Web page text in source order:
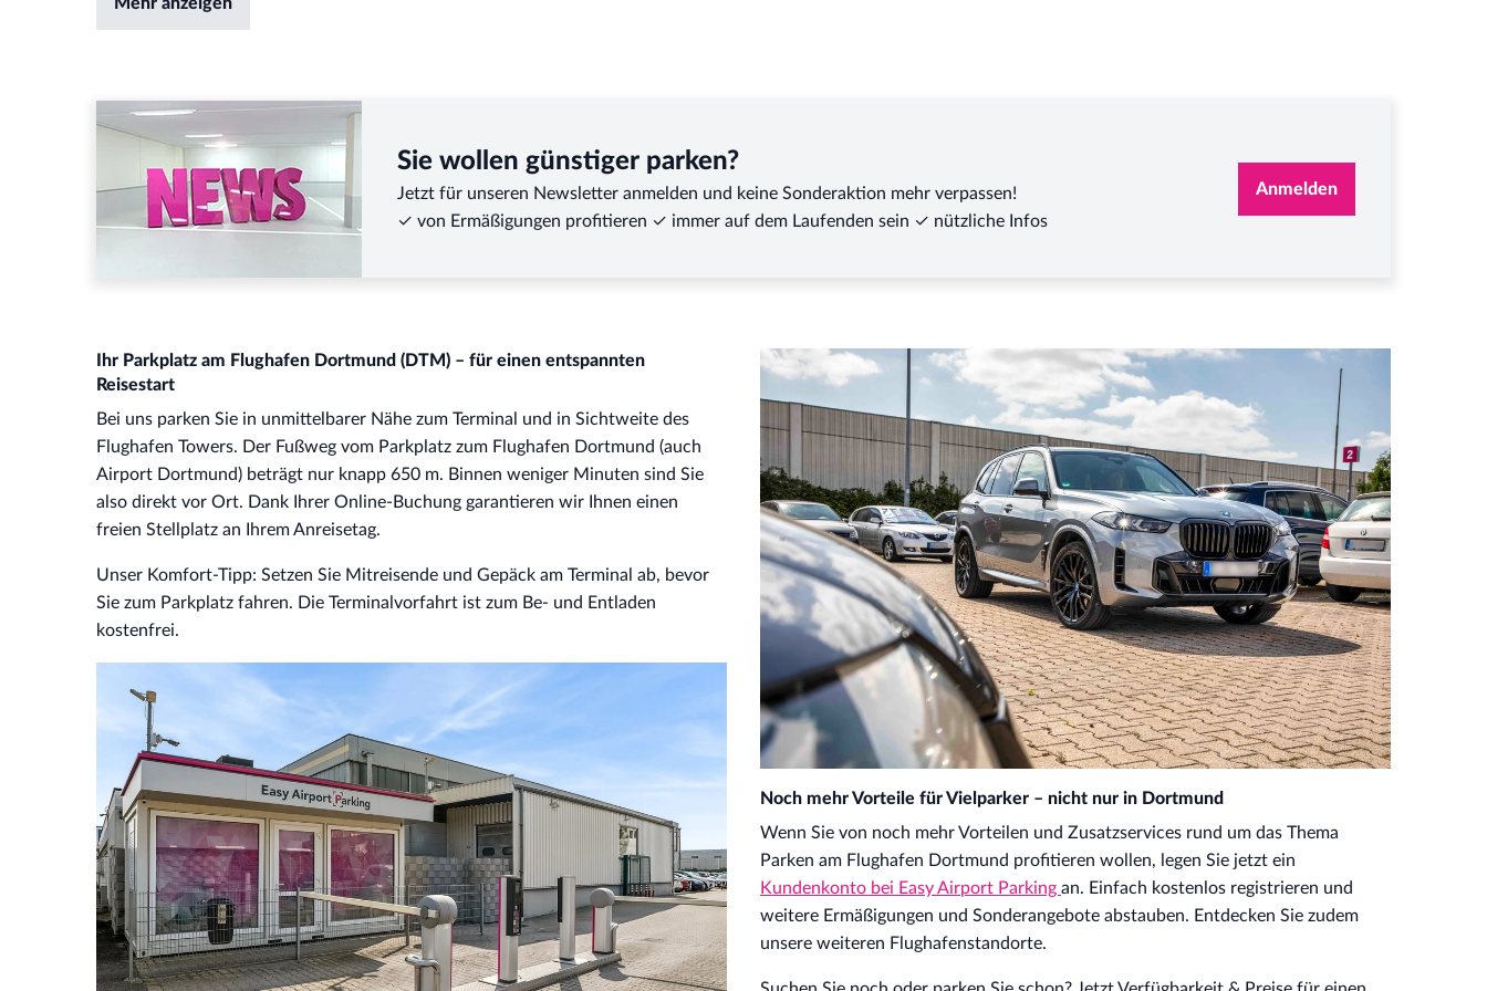
Mehr anzeigen
Sie wollen günstiger parken?
Jetzt für unseren Newsletter anmelden und keine Sonderaktion mehr verpassen!
✓ von Ermäßigungen profitieren ✓ immer auf dem Laufenden sein ✓ nützliche Infos
Anmelden
Ihr Parkplatz am Flughafen Dortmund (DTM) – für einen entspannten
Reisestart
Bei uns parken Sie in unmittelbarer Nähe zum Terminal und in Sichtweite des
Flughafen Towers. Der Fußweg vom Parkplatz zum Flughafen Dortmund (auch
Airport Dortmund) beträgt nur knapp 650 m. Binnen weniger Minuten sind Sie
also direkt vor Ort. Dank Ihrer Online-Buchung garantieren wir Ihnen einen
freien Stellplatz an Ihrem Anreisetag.
Unser Komfort-Tipp: Setzen Sie Mitreisende und Gepäck am Terminal ab, bevor
Sie zum Parkplatz fahren. Die Terminalvorfahrt ist zum Be- und Entladen
kostenfrei.
Noch mehr Vorteile für Vielparker – nicht nur in Dortmund
Wenn Sie von noch mehr Vorteilen und Zusatzservices rund um das Thema
Parken am Flughafen Dortmund profitieren wollen, legen Sie jetzt ein
Kundenkonto bei Easy Airport Parking an. Einfach kostenlos registrieren und
weitere Ermäßigungen und Sonderangebote abstauben. Entdecken Sie zudem
unsere weiteren Flughafenstandorte.